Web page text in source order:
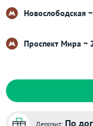
Новослободская
Проспект Мира ~
Депозит: По